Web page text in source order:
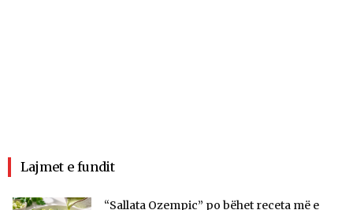
Lajmet e fundit
“Sallata Ozempic” po bëhet receta më e